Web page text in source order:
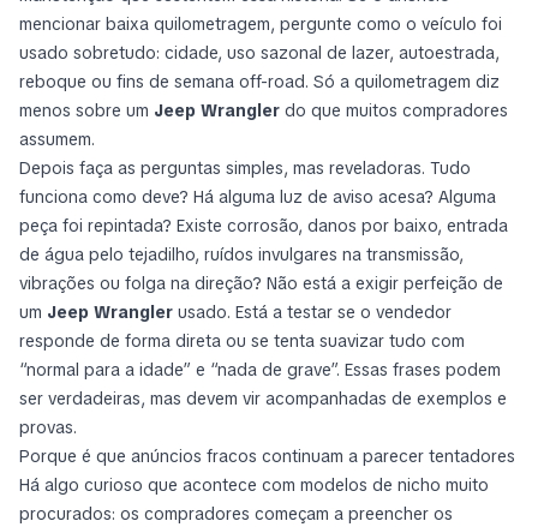
mencionar baixa quilometragem, pergunte como o veículo foi
usado sobretudo: cidade, uso sazonal de lazer, autoestrada,
reboque ou fins de semana off-road. Só a quilometragem diz
menos sobre um Jeep Wrangler do que muitos compradores
assumem.
Depois faça as perguntas simples, mas reveladoras. Tudo
funciona como deve? Há alguma luz de aviso acesa? Alguma
peça foi repintada? Existe corrosão, danos por baixo, entrada
de água pelo tejadilho, ruídos invulgares na transmissão,
vibrações ou folga na direção? Não está a exigir perfeição de
um Jeep Wrangler usado. Está a testar se o vendedor
responde de forma direta ou se tenta suavizar tudo com
“normal para a idade” e “nada de grave”. Essas frases podem
ser verdadeiras, mas devem vir acompanhadas de exemplos e
provas.
Porque é que anúncios fracos continuam a parecer tentadores
Há algo curioso que acontece com modelos de nicho muito
procurados: os compradores começam a preencher os